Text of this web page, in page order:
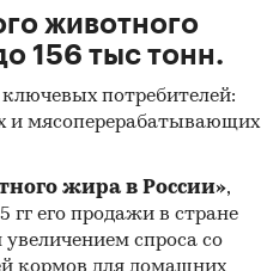
животного
156 тыс тонн.
потребителей:
и мясоперерабатывающих
жира в России»,
гг его продажи в стране
спроса со